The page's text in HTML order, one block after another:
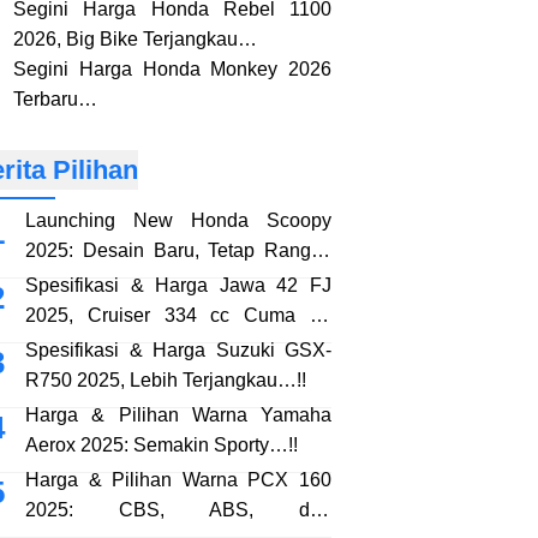
Segini Harga Honda Rebel 1100
2026, Big Bike Terjangkau…
Segini Harga Honda Monkey 2026
Terbaru…
Pilihan
Launching New Honda Scoopy
2025: Desain Baru, Tetap Rangka
eSAF…!!
Spesifikasi & Harga Jawa 42 FJ
2025, Cruiser 334 cc Cuma 38
Jutaan…!!
Spesifikasi & Harga Suzuki GSX-
R750 2025, Lebih Terjangkau…!!
Harga & Pilihan Warna Yamaha
Aerox 2025: Semakin Sporty…!!
Harga & Pilihan Warna PCX 160
2025: CBS, ABS, dan